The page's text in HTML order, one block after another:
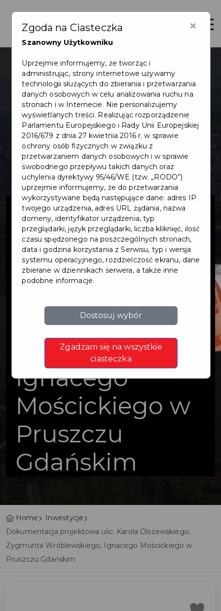
Dokumentacja
projektowa ulic:
Karola
Olszewskiego,
Zygmunta
Wróblewskiego,
Ignacego
Mościckiego w
Pruszczu
Gdańskim
Home
Inwestycje
Dokumentacja projektowa ulic: Karola Olszewskiego,
Zygmunta Wróblewskiego, Ignacego Mościckiego w
Pruszczu Gdańskim
×
Zgoda na Ciasteczka
Szanowny Użytkowniku
Uprzejmie informujemy, że tworząc i
administrując, strony internetowe używamy
technologii służących do zbierania i przetwarzania
danych osobowych w celu analizowania ruchu na
stronach i w Internecie. Nie personalizujemy
wyświetlanych treści. Realizując rozporządzenie
Parlamentu Europejskiego i Rady Unii Europejskiej
2016/679 z dnia 27 kwietnia 2016 r. w sprawie
ochrony osób fizycznych w związku z
przetwarzaniem danych osobowych i w sprawie
swobodnego przepływu takich danych oraz
uchylenia dyrektywy 95/46/WE (tzw. „RODO”)
uprzejmie informujemy, że do przetwarzania
wykorzystywane będą następujące dane: adres IP
twojego urządzenia, adres URL żądania, nazwa
domeny, identyfikator urządzenia, typ
przeglądarki, język przeglądarki, liczba kliknięć, ilość
czasu spędzonego na poszczególnych stronach,
data i godzina korzystania z Serwisu, typ i wersja
systemu operacyjnego, rozdzielczość ekranu, dane
zbierane w dziennikach serwera, a także inne
podobne informacje.
Dostosuj wybór
Zgadzam się na wszystkie
ciasteczka